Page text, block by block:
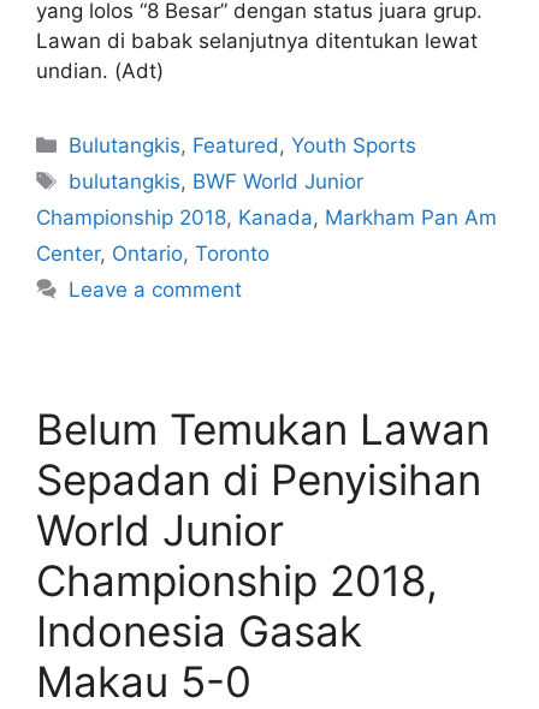
yang lolos “8 Besar” dengan status juara grup.
Lawan di babak selanjutnya ditentukan lewat
undian. (Adt)
Bulutangkis, Featured,Youth Sports
bulutangkis, BWF World Junior
Championship 2018, Kanada, Markham Pan Am
Center, Ontario, Toronto
Leave a comment
Belum Temukan Lawan
Sepadan di Penyisihan
World Junior
Championship 2018,
Indonesia Gasak
Makau 5-0